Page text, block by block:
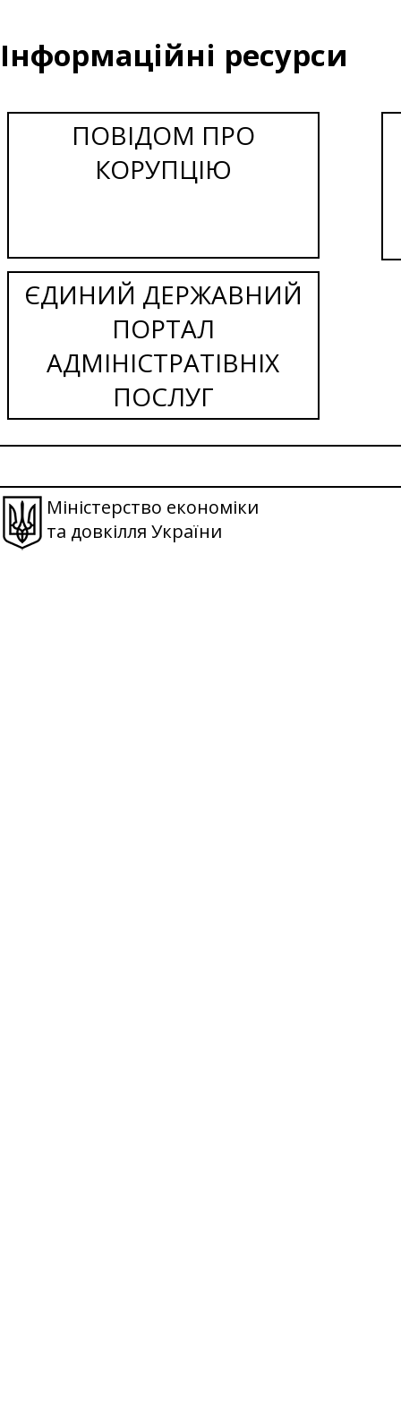
Інформаційні ресурси
ПОВІДОМ ПРО
КОРУПЦІЮ
ЄДИНИЙ ДЕРЖАВНИЙ
ПОРТАЛ
АДМІНІСТРАТІВНІХ
ПОСЛУГ
Міністерство економіки
та довкілля України